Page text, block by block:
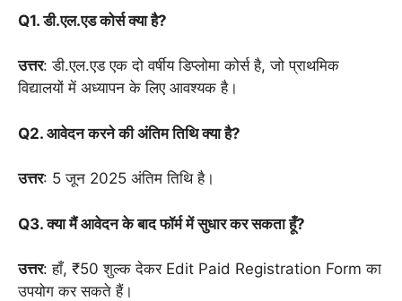
Q1. डी.एल.एड कोर्स क्या है?
उत्तर: डी.एल.एड एक दो वर्षीय डिप्लोमा कोर्स है, जो प्राथमिक
विद्यालयों में अध्यापन के लिए आवश्यक है।
Q2. आवेदन करने की अंतिम तिथि क्या है?
उत्तर: 5 जून 2025 अंतिम तिथि है।
Q3. क्या मैं आवेदन के बाद फॉर्म में सुधार कर सकता हूँ?
उत्तर: हाँ, ₹50 शुल्क देकर Edit Paid Registration Form का
उपयोग कर सकते हैं।